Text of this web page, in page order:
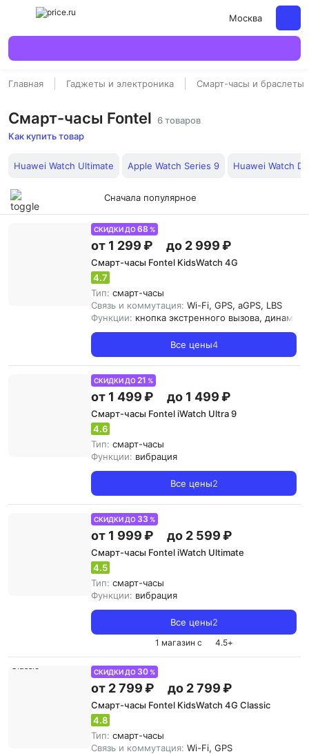
Москва
Главная Гаджеты и электроника Смарт-часы и браслеты
Смарт-часы Fontel 6 товаров
Как купить товар
Huawei Watch Ultimate Apple Watch Series 9 Huawei Watch D2
Сначала популярное
СКИДКИ ДО68 %
от 1 299 ₽ до 2 999 ₽
Смарт-часы Fontel KidsWatch 4G
4.7
Тип: смарт-часы
Связь и коммутация: Wi-Fi, GPS, aGPS, LBS
Функции: кнопка экстренного вызова, динамик
Все цены4
СКИДКИ ДО21 %
от 1 499 ₽ до 1 499 ₽
Смарт-часы Fontel iWatch Ultra 9
4.6
Тип: смарт-часы
Функции: вибрация
Все цены2
СКИДКИ ДО 33 %
от 1 999 ₽ до 2 599 ₽
Смарт-часы Fontel iWatch Ultimate
4.5
Тип: смарт-часы
Функции: вибрация
Все цены2
1 магазин с 4.5+
СКИДКИ ДО 30 %
от 2 799 ₽ до 2 799 ₽
Смарт-часы Fontel KidsWatch 4G Classic
4.8
Тип: смарт-часы
Связь и коммутация: Wi-Fi, GPS